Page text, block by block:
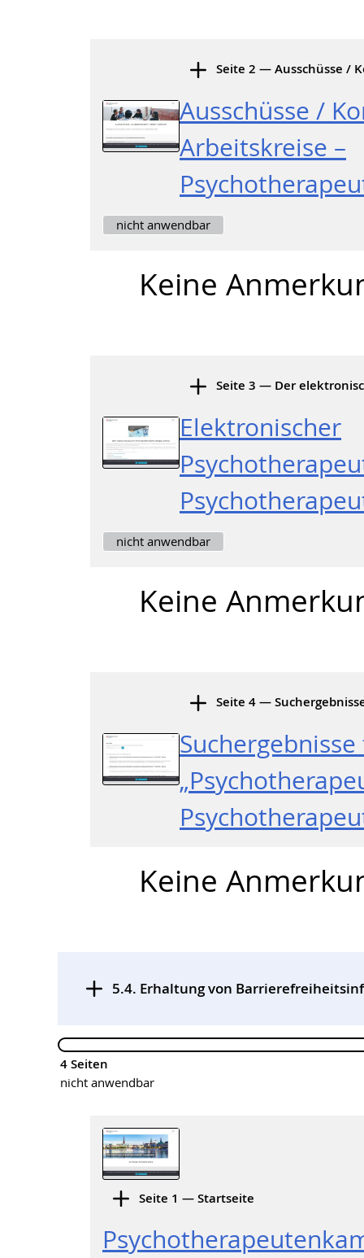
Seite 2 — Ausschüsse /
Ausschüsse /
Arbeitskreise –
nicht anwendbar
Keine
Seite 3 — Der
Elektronischer
nicht anwendbar
Keine
Seite 4 —
Keine
5.4. Erhaltung von
4 Seiten
nicht anwendbar
Seite 1 — Startseite